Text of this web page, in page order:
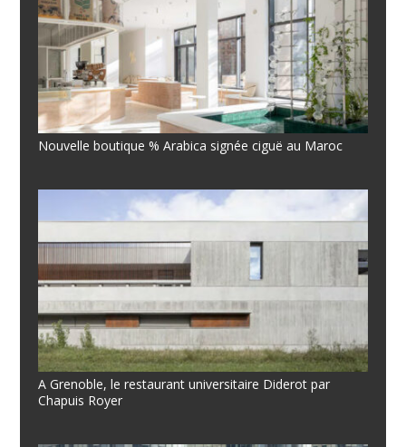
Nouvelle boutique % Arabica signée ciguë au Maroc
A Grenoble, le restaurant universitaire Diderot par
Chapuis Royer